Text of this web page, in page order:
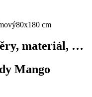
80x180 cm
materiál, …
Mango